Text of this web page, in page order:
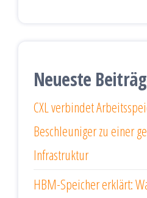
Neueste
CXL verbindet
Beschleuniger zu einer
Infrastruktur
HBM-Speicher erklärt: